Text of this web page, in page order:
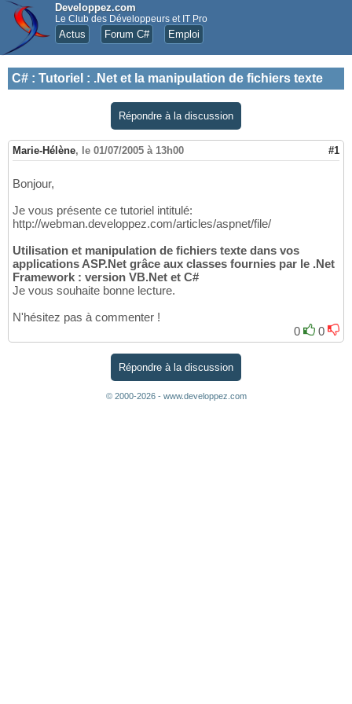
Developpez.com
Le Club des Développeurs et IT Pro
Actus Forum C# Emploi
C# : Tutoriel : .Net et la manipulation de fichiers texte
Répondre à la discussion
Marie-Hélène, le 01/07/2005 à 13h00 #1
Bonjour,
Je vous présente ce tutoriel intitulé:
http://webman.developpez.com/articles/aspnet/file/
Utilisation et manipulation de fichiers texte dans vos
applications ASP.Net grâce aux classes fournies par le .Net
Framework : version VB.Net et C#
Je vous souhaite bonne lecture.
N'hésitez pas à commenter !
0
0
Répondre à la discussion
© 2000-2026 - www.developpez.com